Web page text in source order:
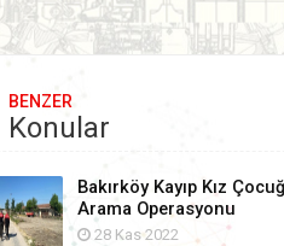
BENZER
Konular
Bakırköy Kayıp Kız
Arama Operasyonu
28 Kas 2022